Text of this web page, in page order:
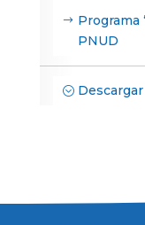
Programa
PNUD